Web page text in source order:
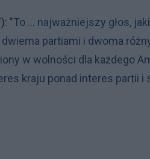
"To ... najważniejszy głos,
partiami i dwoma
w wolności dla każdego
kraju ponad interes partii i